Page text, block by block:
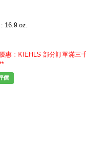
16.9 oz.
惠：KIEHLS 部分訂單滿三
價